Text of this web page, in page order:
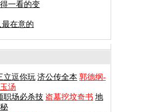
一看的变
在意的
立逗你玩 济公传全本 郭德纲-
汤
职场必杀技 盗墓挖坟奇书 地